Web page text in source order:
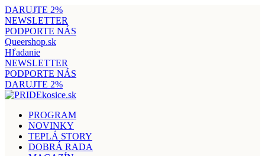
DARUJTE 2%
NEWSLETTER
PODPORTE NÁS
Queershop.sk
Hľadanie
NEWSLETTER
PODPORTE NÁS
DARUJTE 2%
PROGRAM
NOVINKY
TEPLÁ STORY
DOBRÁ RADA